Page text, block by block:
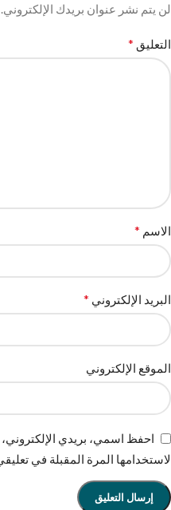
لن يتم نشر عنوان بريدك الإلكتروني.
التعليق *
الاسم *
البريد الإلكتروني *
الموقع الإلكتروني
احفظ اسمي، بريدي
لاستخدامها المرة المقبلة في